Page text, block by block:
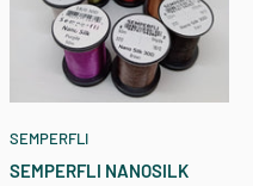
SEMPERFLI
SEMPERFLI NANOSILK